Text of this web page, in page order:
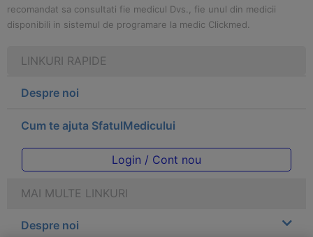
recomandat sa consultati fie medicul Dvs., fie unul din medicii
disponibili in sistemul de programare la medic Clickmed.
LINKURI RAPIDE
Despre noi
Cum te ajuta SfatulMedicului
Login / Cont nou
MAI MULTE LINKURI
Despre noi